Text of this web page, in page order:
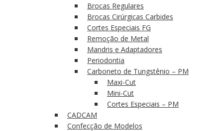
Brocas Regulares
Brocas Cirúrgicas Carbides
Cortes Especiais FG
Remoção de Metal
Mandris e Adaptadores
Periodontia
Carboneto de Tungstênio – PM
Maxi-Cut
Mini-Cut
Cortes Especiais – PM
CADCAM
Confecção de Modelos